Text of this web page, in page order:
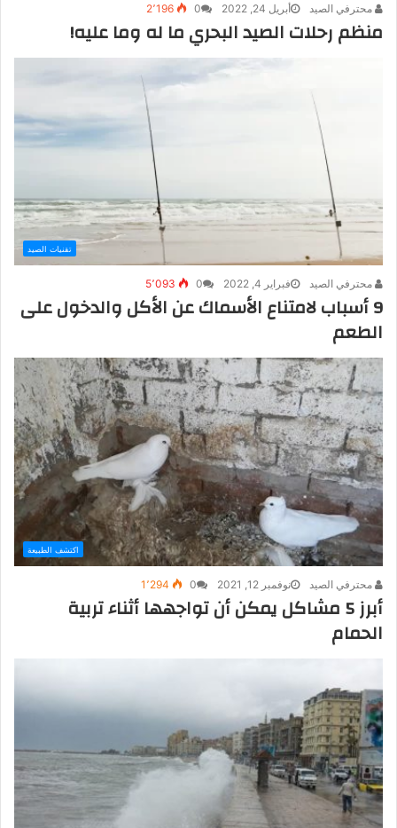
محترفي الصيد أبريل 24, 2022 0 2٬196
منظم رحلات الصيد البحري ما له وما عليه!
تقنيات الصيد
محترفي الصيد فبراير 4, 2022 0 5٬093
9 أسباب لامتناع الأسماك عن الأكل والدخول على
الطعم
اكتشف الطبيعة
محترفي الصيد نوفمبر 12, 2021 0 1٬294
أبرز 5 مشاكل يمكن أن تواجهها أثناء تربية
الحمام